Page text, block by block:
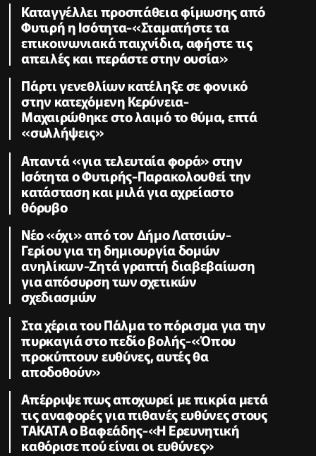
Καταγγέλλει προσπάθεια φίμωσης από
Φυτιρή η Ισότητα-«Σταματήστε τα
επικοινωνιακά παιχνίδια, αφήστε τις
απειλές και περάστε στην ουσία»
Πάρτι γενεθλίων κατέληξε σε φονικό
στην κατεχόμενη Κερύνεια-
Μαχαιρώθηκε στο λαιμό το θύμα, επτά
«συλλήψεις»
Απαντά «για τελευταία φορά» στην
Ισότητα ο Φυτιρής-Παρακολουθεί την
κατάσταση και μιλά για αχρείαστο
θόρυβο
Νέο «όχι» από τον Δήμο Λατσιών-
Γερίου για τη δημιουργία δομών
ανηλίκων-Ζητά γραπτή διαβεβαίωση
για απόσυρση των σχετικών
σχεδιασμών
Στα χέρια του Πάλμα το πόρισμα για την
πυρκαγιά στο πεδίο βολής-«Όπου
προκύπτουν ευθύνες, αυτές θα
αποδοθούν»
Απέρριψε πως αποχωρεί με πικρία μετά
τις αναφορές για πιθανές ευθύνες στους
TAKATA ο Βαφεάδης-«Η Ερευνητική
καθόρισε πού είναι οι ευθύνες»